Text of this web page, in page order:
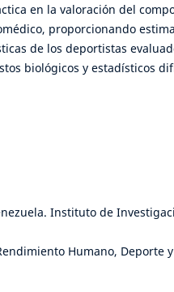
en la valoración del
proporcionando
de los deportistas
biológicos y estadísticos
Instituto de
Humano, Deporte